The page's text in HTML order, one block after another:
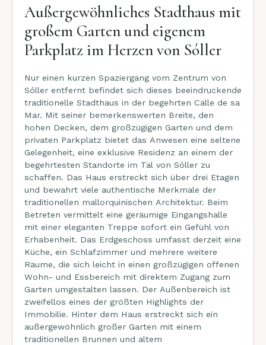
Außergewöhnliches Stadthaus mit
großem Garten und eigenem
Parkplatz im Herzen von Sóller
Nur einen kurzen Spaziergang vom Zentrum von
Sóller entfernt befindet sich dieses beeindruckende
traditionelle Stadthaus in der begehrten Calle de sa
Mar. Mit seiner bemerkenswerten Breite, den
hohen Decken, dem großzügigen Garten und dem
privaten Parkplatz bietet das Anwesen eine seltene
Gelegenheit, eine exklusive Residenz an einem der
begehrtesten Standorte im Tal von Sóller zu
schaffen. Das Haus erstreckt sich über drei Etagen
und bewahrt viele authentische Merkmale der
traditionellen mallorquinischen Architektur. Beim
Betreten vermittelt eine geräumige Eingangshalle
mit einer eleganten Treppe sofort ein Gefühl von
Erhabenheit. Das Erdgeschoss umfasst derzeit eine
Küche, ein Schlafzimmer und mehrere weitere
Räume, die sich leicht in einen großzügigen offenen
Wohn- und Essbereich mit direktem Zugang zum
Garten umgestalten lassen. Der Außenbereich ist
zweifellos eines der größten Highlights der
Immobilie. Hinter dem Haus erstreckt sich ein
außergewöhnlich großer Garten mit einem
traditionellen Brunnen und altem